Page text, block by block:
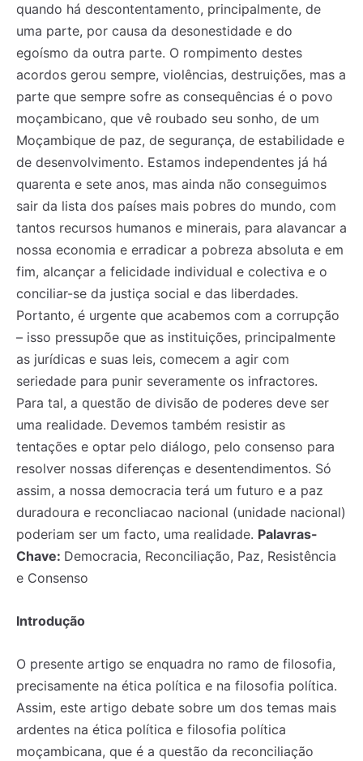
quando há descontentamento, principalmente, de
uma parte, por causa da desonestidade e do
egoísmo da outra parte. O rompimento destes
acordos gerou sempre, violências, destruições, mas a
parte que sempre sofre as consequências é o povo
moçambicano, que vê roubado seu sonho, de um
Moçambique de paz, de segurança, de estabilidade e
de desenvolvimento. Estamos independentes já há
quarenta e sete anos, mas ainda não conseguimos
sair da lista dos países mais pobres do mundo, com
tantos recursos humanos e minerais, para alavancar a
nossa economia e erradicar a pobreza absoluta e em
fim, alcançar a felicidade individual e colectiva e o
conciliar-se da justiça social e das liberdades.
Portanto, é urgente que acabemos com a corrupção
– isso pressupõe que as instituições, principalmente
as jurídicas e suas leis, comecem a agir com
seriedade para punir severamente os infractores.
Para tal, a questão de divisão de poderes deve ser
uma realidade. Devemos também resistir as
tentações e optar pelo diálogo, pelo consenso para
resolver nossas diferenças e desentendimentos. Só
assim, a nossa democracia terá um futuro e a paz
duradoura e reconcliacao nacional (unidade nacional)
poderiam ser um facto, uma realidade. Palavras-
Chave: Democracia, Reconciliação, Paz, Resistência
e Consenso
Introdução
O presente artigo se enquadra no ramo de filosofia,
precisamente na ética política e na filosofia política.
Assim, este artigo debate sobre um dos temas mais
ardentes na ética política e filosofia política
moçambicana, que é a questão da reconciliação